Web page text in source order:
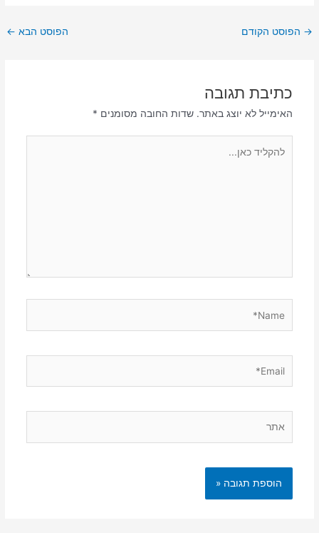
→ הפוסט הקודם הפוסט הבא ←
כתיבת תגובה
האימייל לא יוצג באתר. שדות החובה מסומנים *
כאן...